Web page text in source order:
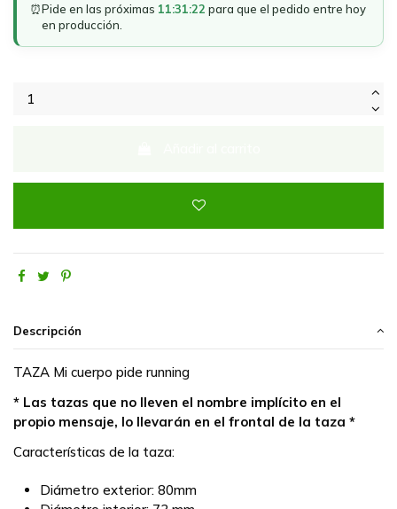
⏰Pide en las próximas 11:31:22 para que el pedido entre hoy
en producción.
Descripción
TAZA Mi cuerpo pide running
* Las tazas que no lleven el nombre implícito en el
propio mensaje, lo llevarán en el frontal de la taza *
Características de la taza:
Diámetro exterior: 80mm